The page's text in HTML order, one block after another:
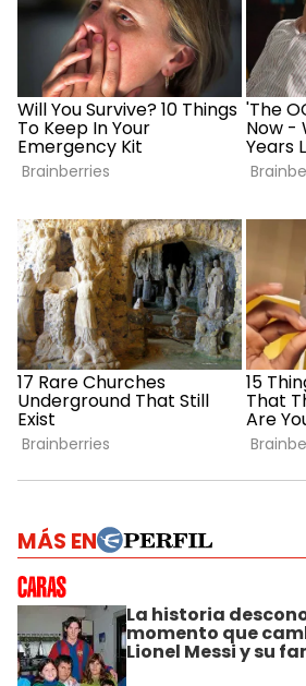
MÁS EN
La historia
momento que
Lionel Messi y su